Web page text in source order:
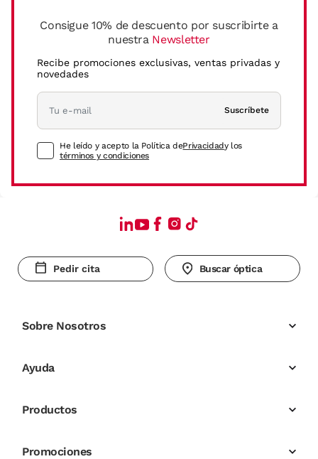
Consigue 10% de descuento por suscribirte a
nuestra Newsletter
Recibe promociones exclusivas, ventas privadas y
novedades
Suscríbete
He leído y acepto la Política dePrivacidady los
términos y condiciones
Pedir cita Buscar óptica
Sobre Nosotros
Ayuda
Productos
Promociones